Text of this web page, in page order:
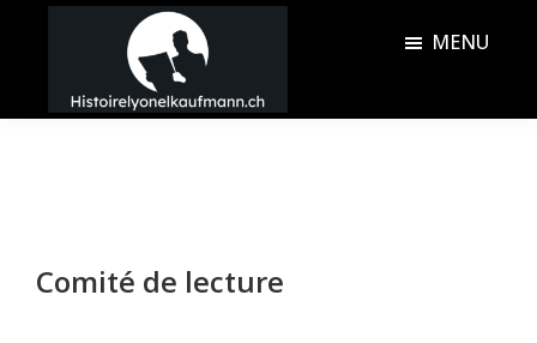
principal
barreHistoire
MENU
Comité de lecture